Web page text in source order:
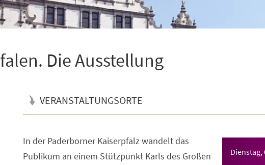
Die Ausstellung
VERANSTALTUNGSORTE
Dienstag,
In der Paderborner Kaiserpfalz wandelt das
Publikum an einem Stützpunkt Karls des Großen